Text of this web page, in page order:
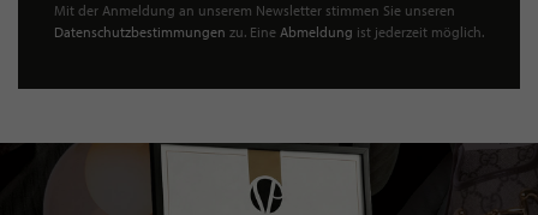
Mit der Anmeldung an unserem Newsletter stimmen Sie unseren
Datenschutzbestimmungen zu. Eine Abmeldung ist jederzeit möglich.